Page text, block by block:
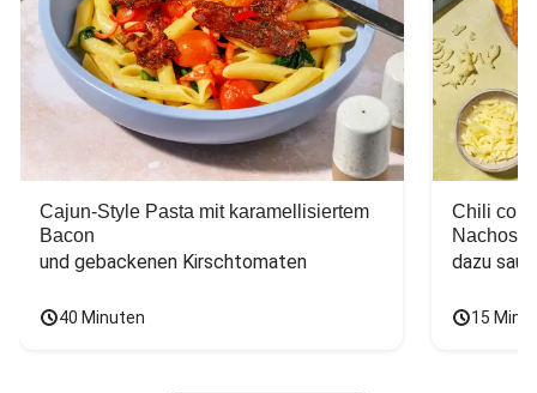
Cajun-Style Pasta mit karamellisiertem
Bacon
und gebackenen Kirschtomaten
40 Minuten
Chili con
Nachos
dazu
15